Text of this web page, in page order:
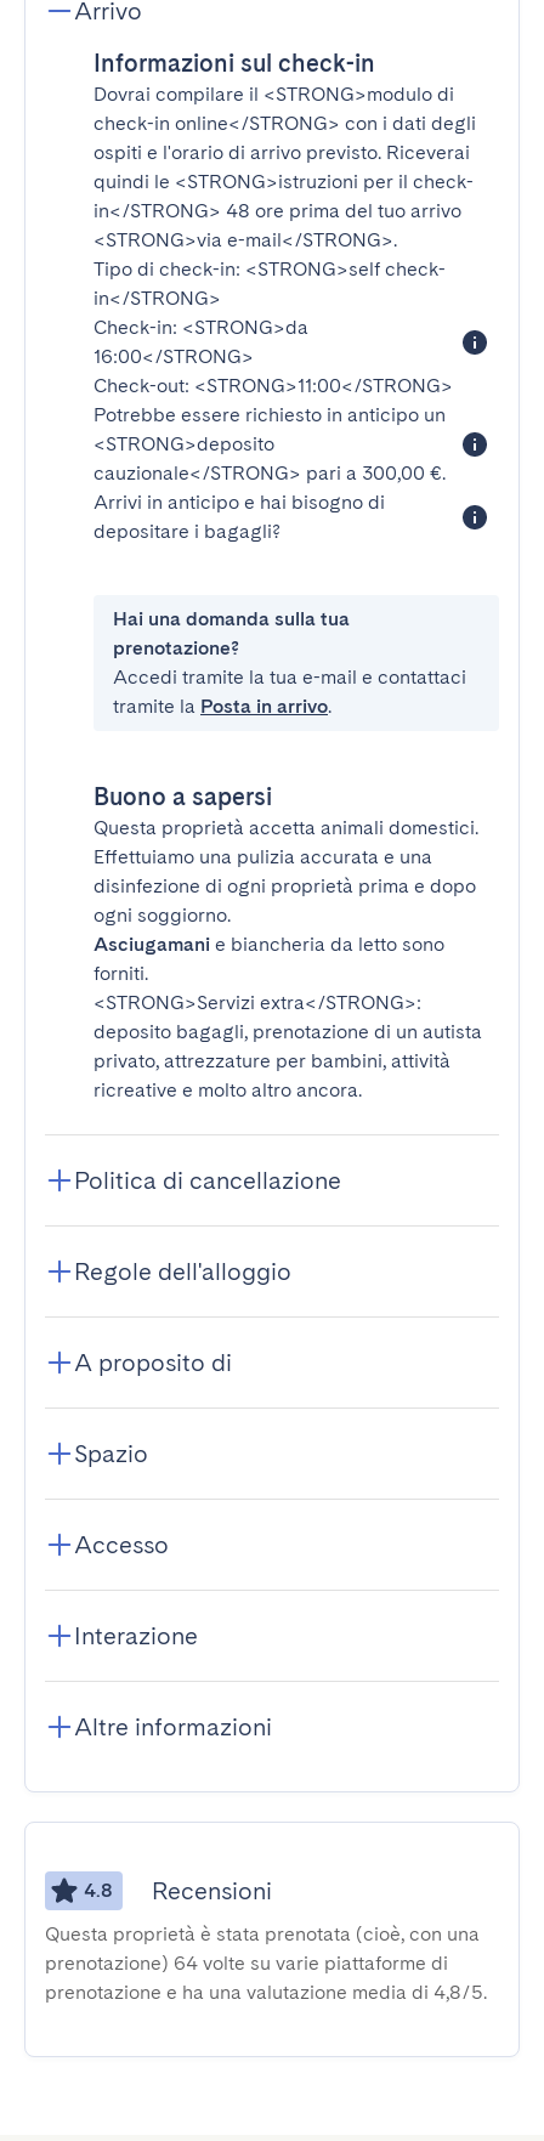
Arrivo
Informazioni sul check-in
Dovrai compilare il <STRONG>modulo di
check-in online</STRONG> con i dati degli
ospiti e l'orario di arrivo previsto. Riceverai
quindi le <STRONG>istruzioni per il check-
in</STRONG> 48 ore prima del tuo arrivo
<STRONG>via e-mail</STRONG>.
Tipo di check-in: <STRONG>self check-
in</STRONG>
Check-in: <STRONG>da
16:00</STRONG>
Check-out: <STRONG>11:00</STRONG>
Potrebbe essere richiesto in anticipo un
<STRONG>deposito
cauzionale</STRONG> pari a 300,00 €.
Arrivi in anticipo e hai bisogno di
depositare i bagagli?
Hai una domanda sulla tua
prenotazione?
Accedi tramite la tua e-mail e contattaci
tramite la Posta in arrivo.
Buono a sapersi
Questa proprietà accetta animali domestici.
Effettuiamo una pulizia accurata e una
disinfezione di ogni proprietà prima e dopo
ogni soggiorno.
Asciugamani e biancheria da letto sono
forniti.
<STRONG>Servizi extra</STRONG>:
deposito bagagli, prenotazione di un autista
privato, attrezzature per bambini, attività
ricreative e molto altro ancora.
Politica di cancellazione
Regole dell'alloggio
A proposito di
Spazio
Accesso
Interazione
Altre informazioni
4.8 Recensioni
Questa proprietà è stata prenotata (cioè, con una
prenotazione) 64 volte su varie piattaforme di
prenotazione e ha una valutazione media di 4,8/5.